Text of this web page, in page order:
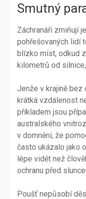
Smutný
Záchranáři zmiňují
pohřešovaných lidí
blízko míst, odkud
kilometrů od
Jenže v krajině bez
krátká vzdálenost
příkladem jsou
australského
v domnění, že
často ukázalo jako
lépe vidět než
ochranu před
Poušť nepůsobí